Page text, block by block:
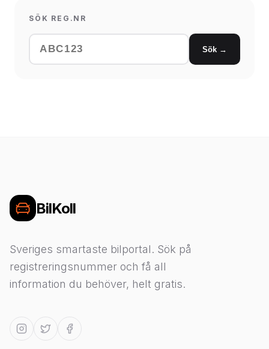
SÖK REG.NR
Sök →
BilKoll
Sveriges smartaste bilportal. Sök på
registreringsnummer och få all
information du behöver, helt gratis.